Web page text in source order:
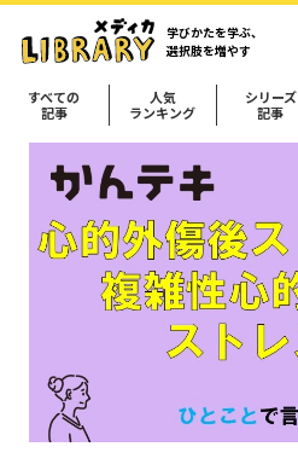
学びかたを学ぶ、
選択肢を増やす
すべての
記事
人気
ランキング
シリーズ
記事